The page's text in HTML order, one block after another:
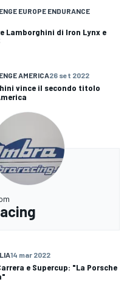
EUROPE ENDURANCE
Lamborghini di Iron Lynx e
AMERICA26 set 2022
vince il secondo titolo
14 mar 2022
e Supercup: "La Porsche